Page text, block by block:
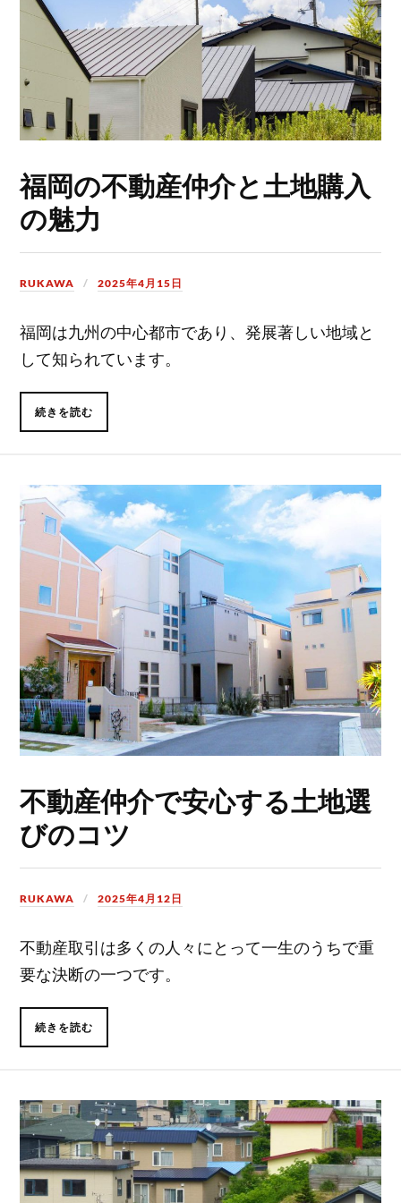
福岡の不動産仲介と土地購入
の魅力
RUKAWA 2025年4月15日
福岡は九州の中心都市であり、発展著しい地域と
して知られています。
続きを読む
不動産仲介で安心する土地選
びのコツ
RUKAWA 2025年4月12日
不動産取引は多くの人々にとって一生のうちで重
要な決断の一つです。
続きを読む